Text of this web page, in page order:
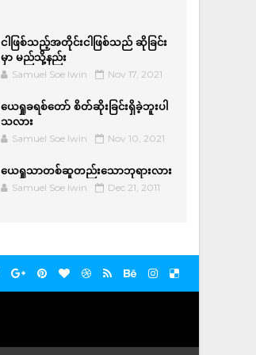
ငါဖြစ်သည့်အတိုင်းငါဖြစ်သည် ဆိုခြင်း
မှာ မည်သို့နည်း
Samuel Soe lwin Nov 17, 2021
ယေရှုခရစ်တော် စိတ်ဆိုးခြင်းရှိခဲ့ဘူးပါ
သလား
Samuel Soe lwin Nov 10, 2021
ယေရှုသာတစ်ဆူတည်းသောဘုရားလား
Samuel Soe lwin Dec 21, 2011